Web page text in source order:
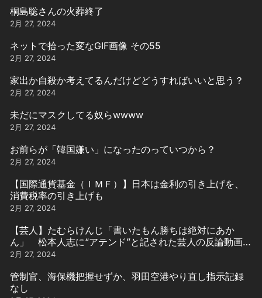
桐島聡さんの火葬終了
2月 27, 2024
ネットで拾った変なGIF画像 その55
2月 27, 2024
家出か自殺か考えてるんだけどどうすればいいと思う？
2月 27, 2024
未だにマスクしてる奴らwwww
2月 27, 2024
お前らが「韓国嫌い」になったのっていつから？
2月 27, 2024
【国際通貨基金（ＩＭＦ）】日本は金利の引き上げを、
消費税率の引き上げも
2月 27, 2024
【芸人】たむらけんじ「書いたもん勝ちは絶対にあか
ん」 松本人志に“アテンド”と記された芸人の反論動画引
用
2月 27, 2024
管制官、海保機把握せずか、羽田空港やり直し指示記録
なし